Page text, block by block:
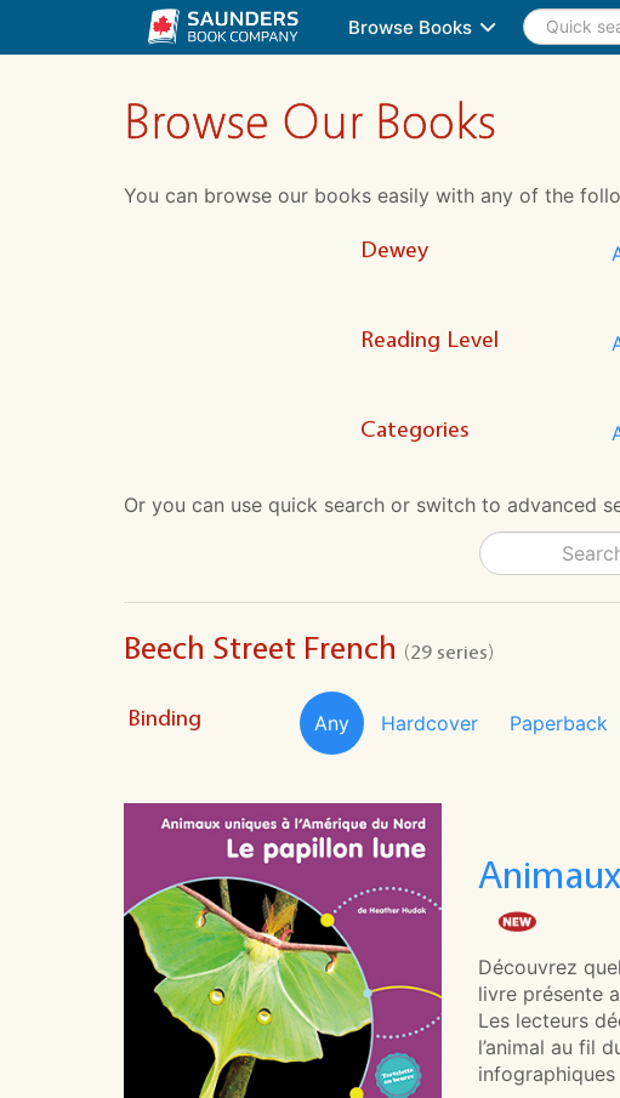
Browse Books
Browse Our Books
You can browse our books easily with any of the
Dewey
Reading Level
Categories
Or you can use quick search or switch to advanced
Beech Street French (29 series)
Binding Any Hardcover Paperback
Découvrez
livre présente
Les lecteurs
l’animal au fil